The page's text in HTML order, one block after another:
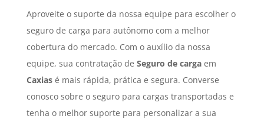
Aproveite o suporte da nossa equipe para escolher o
seguro de carga para autônomo com a melhor
cobertura do mercado. Com o auxílio da nossa
equipe, sua contratação de Seguro de cargaem
Caxiasé mais rápida, prática e segura. Converse
conosco sobre o seguro para cargas transportadas e
tenha o melhor suporte para personalizar a sua